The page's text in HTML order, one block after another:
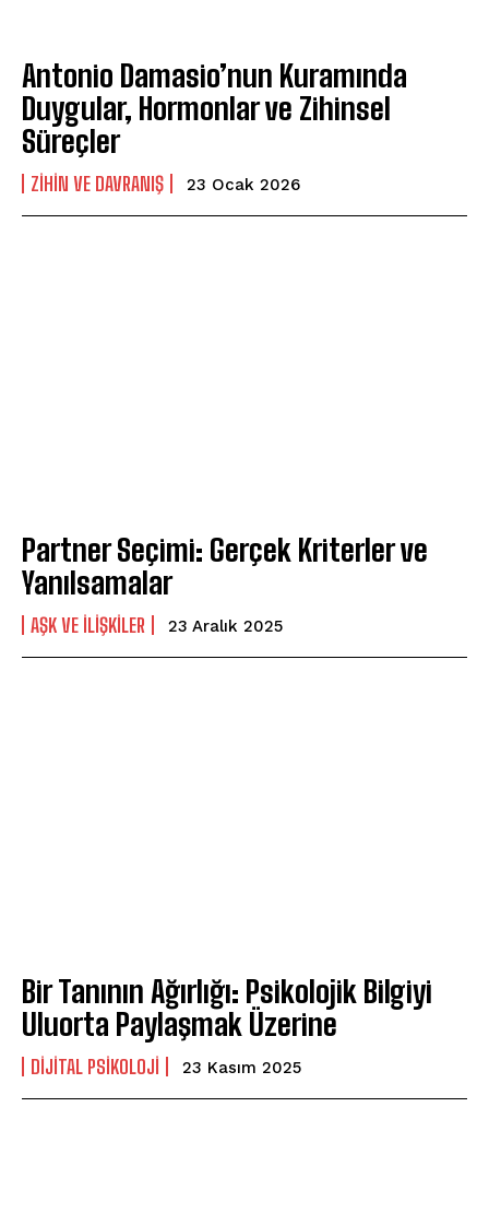
Antonio Damasio’nun Kuramında
Duygular, Hormonlar ve Zihinsel
Süreçler
⁠ZIHIN VE DAVRANIŞ 23 Ocak 2026
Partner Seçimi: Gerçek Kriterler ve
Yanılsamalar
AŞK VE İLIŞKILER 23 Aralık 2025
Bir Tanının Ağırlığı: Psikolojik Bilgiyi
Uluorta Paylaşmak Üzerine
DIJITAL PSIKOLOJI 23 Kasım 2025